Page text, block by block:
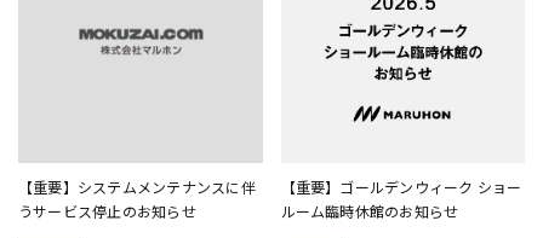
【重要】システムメンテナンスに伴
うサービス停止のお知らせ
【重要】ゴールデンウィーク ショー
ルーム臨時休館のお知らせ